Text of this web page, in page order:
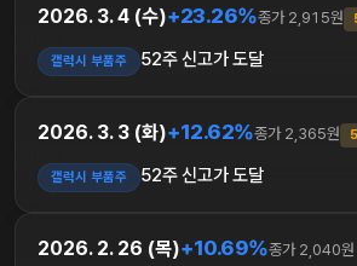
2026. 3. 4 (수)+23.26%종가 2,915원
갤럭시 부품주 52주 신고가 도달
2026. 3. 3 (화)+12.62%종가 2,365원
갤럭시 부품주 52주 신고가 도달
2026. 2. 26 (목)+10.69%종가 2,040원